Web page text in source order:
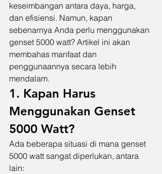
keseimbangan antara daya, harga,
dan efisiensi. Namun, kapan
sebenarnya Anda perlu menggunakan
genset 5000 watt? Artikel ini akan
membahas manfaat dan
penggunaannya secara lebih
mendalam.
1. Kapan Harus
Menggunakan Genset
5000 Watt?
Ada beberapa situasi di mana genset
5000 watt sangat diperlukan, antara
lain: